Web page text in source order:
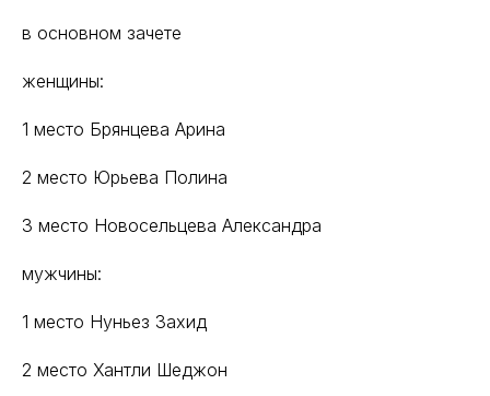
в основном зачете
женщины:
1 место Брянцева Арина
2 место Юрьева Полина
3 место Новосельцева Александра
мужчины:
1 место Нуньез Захид
2 место Хантли Шеджон